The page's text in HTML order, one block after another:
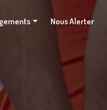
Nous Alerter